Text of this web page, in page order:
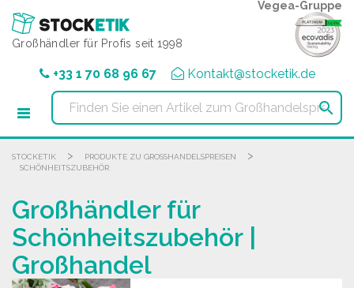
Großhändler für Profis seit 1998
Vegea-Gruppe
+33 1 70 68 96 67 Kontakt@stocketik.de

STOCKETIK > PRODUKTE ZU GROSSHANDELSPREISEN >
SCHÖNHEITSZUBEHÖR
Großhändler für
Schönheitszubehör |
Großhandel